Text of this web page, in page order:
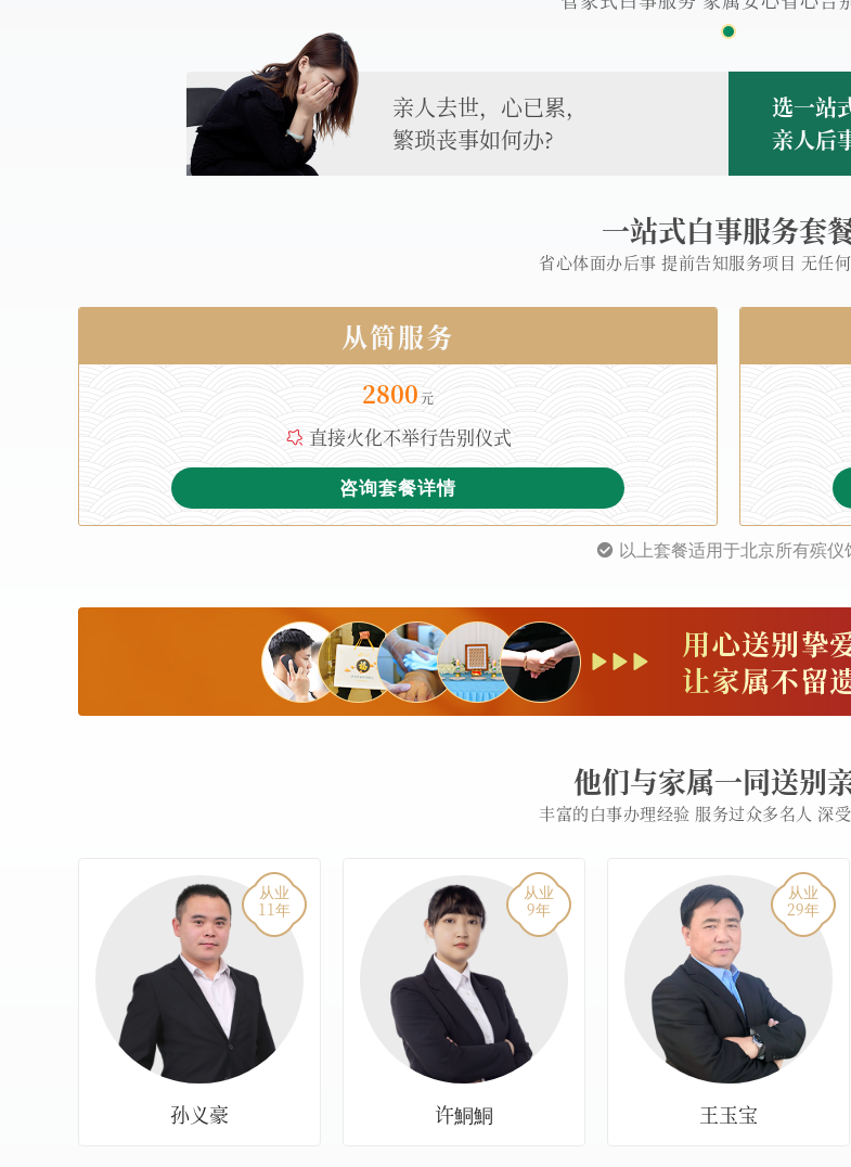
亲人去世，心已累，
繁琐丧事如何办?
选一站
亲人后
一站式白事服务套
省心体面办后事 提前告知服务项目 无任
从简服务
2800
直接火化不举行告别仪式
咨询套餐详情
以上套餐适用于北京所有殡仪
他们与家属一同送别
丰富的白事办理经验 服务过众多名人 深
从业
11年
孙义豪
从业
9年
许鮦鮦
从业
29年
王玉宝